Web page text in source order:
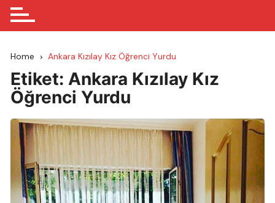
Home Ankara Kızılay Kız Öğrenci Yurdu
Etiket: Ankara Kızılay Kız
Öğrenci Yurdu